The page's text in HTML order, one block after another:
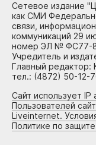
Сетевое издание
как СМИ
связи,
коммуникаций 29
номер ЭЛ № ФС77-
Учредитель и
Главный редактор:
тел.: (4872) 50-12-
Сайт использует
Пользователей
Liveinternet.
Политике по